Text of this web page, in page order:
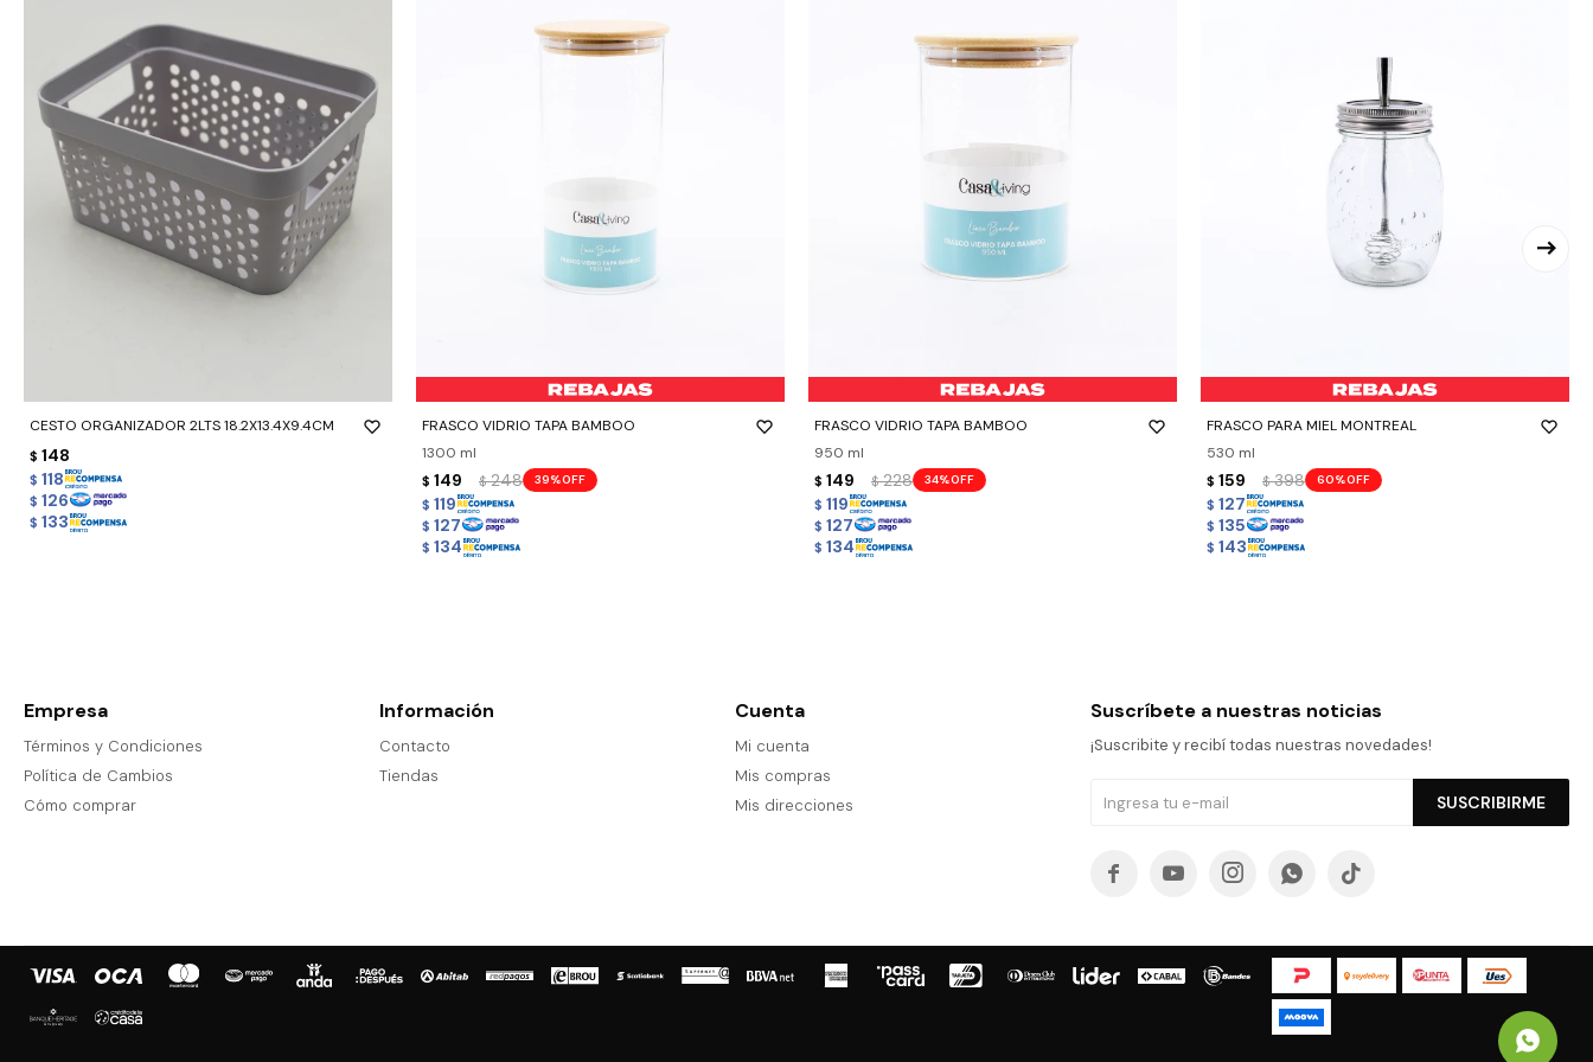
CESTO ORGANIZADOR 2LTS 18.2X13.4X9.4CM
$ 148
$ 118
$ 126
$ 133
FRASCO VIDRIO TAPA BAMBOO
1300 ml
$ 149 $ 248 39
$ 119
$ 127
$ 134
- +
FRASCO VIDRIO TAPA BAMBOO
950 ml
$ 149 $ 228 34
$ 119
$ 127
$ 134
- +
FRASCO PARA MIEL MONTREAL
530 ml
$ 159 $ 398 60
$ 127
$ 135
$ 143
- +
Empresa
Términos y Condiciones
Política de Cambios
Cómo comprar
Información
Contacto
Tiendas
Cuenta
Mi cuenta
Mis compras
Mis direcciones
Suscríbete a nuestras noticias
¡Suscribite y recibí todas nuestras novedades!
SUSCRIBIRME
    